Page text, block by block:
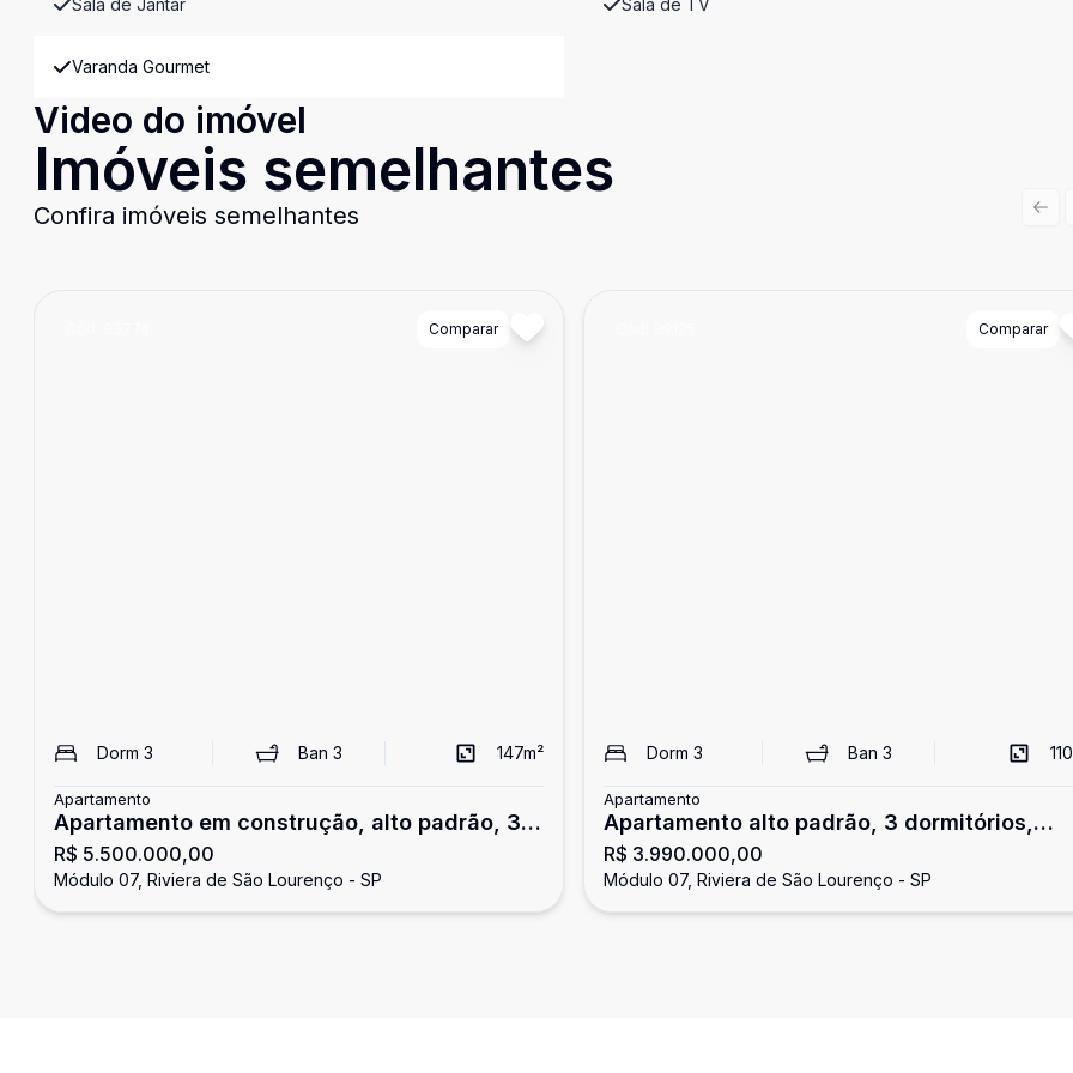
Sala de Jantar Sala de TV
Varanda Gourmet
Video do imóvel
Imóveis semelhantes
Confira imóveis semelhantes
Comparar
Dorm 3 Ban3 147m²
Apartamento
Apartamento em construção, alto padrão, 3
suítes, à venda na Riviera de São Lourenço.
R$ 5.500.000,00
Módulo 07, Riviera de São Lourenço - SP
Comparar
Dorm 3 Ban 3 110
Apartamento
Apartamento alto padrão, 3 dormitórios,
Riviera de São Lourenço
R$ 3.990.000,00
Módulo 07, Riviera de São Lourenço - SP